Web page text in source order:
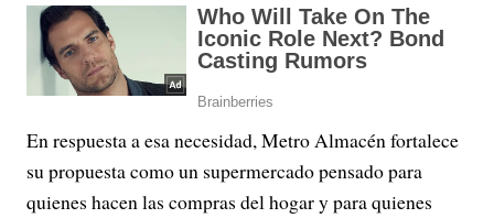
En respuesta a esa necesidad, Metro Almacén fortalece
su propuesta como un supermercado pensado para
quienes hacen las compras del hogar y para quienes